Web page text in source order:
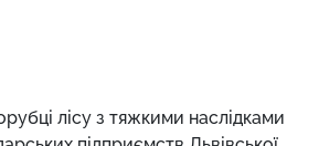
лісу з тяжкими наслідками